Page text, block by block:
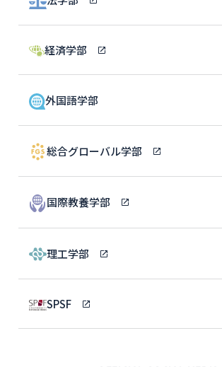
経済学部
外国語学部
総合グローバル学部
国際教養学部
理工学部
SPSF